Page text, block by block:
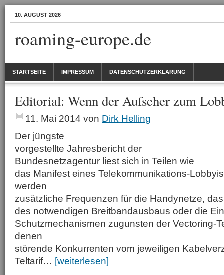
10. AUGUST 2026
roaming-europe.de
STARTSEITE IMPRESSUM DATENSCHUTZERKLÄRUNG
Editorial: Wenn der Aufseher zum
11. Mai 2014 von Dirk Helling
Der jüngste
vorgestellte Jahresbericht der
Bundesnetzagentur liest sich in Teilen wie
das Manifest eines Telekommunikations-
werden
zusätzliche Frequenzen für die Handynetze,
des notwendigen Breitbandausbaus oder die
Schutzmechanismen zugunsten der Vectoring-
denen
störende Konkurrenten vom jeweiligen
Teltarif… [weiterlesen]